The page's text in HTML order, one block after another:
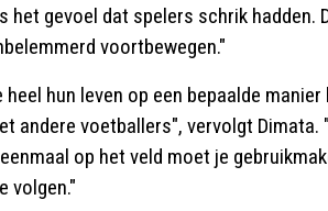
het gevoel dat spelers schrik hadden.
voortbewegen."
heel hun leven op een bepaalde
andere voetballers", vervolgt
op het veld moet je
volgen."